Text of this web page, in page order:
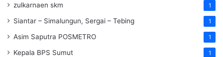
zulkarnaen skm 1
Siantar – Simalungun, Sergai – Tebing 1
Asim Saputra POSMETRO 1
Kepala BPS Sumut 1